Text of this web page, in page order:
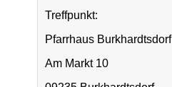
Treffpunkt:
Pfarrhaus Burkhardtsdorf
Am Markt 10